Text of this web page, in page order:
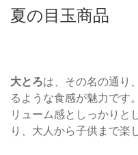
夏の目玉商品
大とろは、その名の通り
るような食感が魅力です
リューム感としっかりと
り、大人から子供まで楽